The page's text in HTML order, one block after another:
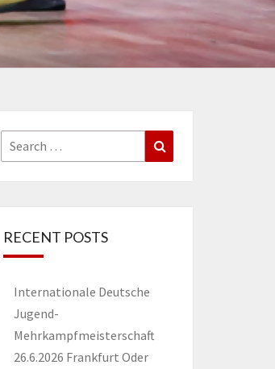
Search
for:
RECENT POSTS
Internationale Deutsche
Jugend-
Mehrkampfmeisterschaft
26.6.2026 Frankfurt Oder